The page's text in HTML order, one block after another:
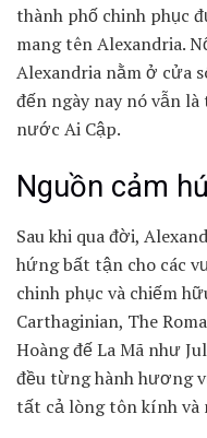
thành phố chinh phục
mang tên Alexandria.
Alexandria nằm ở cửa
đến ngày nay nó vẫn
nước Ai Cập.
Nguồn cảm
Sau khi qua đời,
hứng bất tận cho các
chinh phục và chiếm
Carthaginian, The
Hoàng đế La Mã như
đều từng hành hương
tất cả lòng tôn kính và